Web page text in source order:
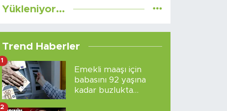
Yükleniyor...
Trend Haberler
Emekli maaşı için
babasını 92 yaşına
kadar buzlukta
1
2